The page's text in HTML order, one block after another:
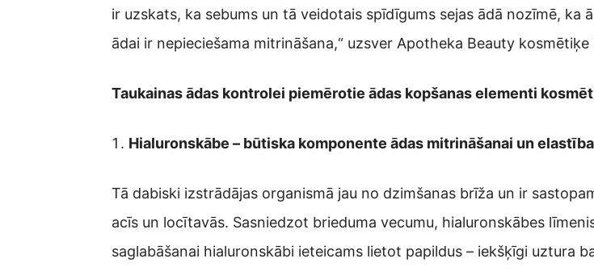
ir uzskats, ka sebums un tā veidotais spīdīgums sejas ādā nozīmē,
ādai ir nepieciešama mitrināšana,“ uzsver Apotheka Beauty
Taukainas ādas kontrolei piemērotie ādas kopšanas elementi
Hialuronskābe – būtiska komponente ādas mitrināšanai un
Tā dabiski izstrādājas organismā jau no dzimšanas brīža un ir
acīs un locītavās. Sasniedzot brieduma vecumu, hialuronskābes
saglabāšanai hialuronskābi ieteicams lietot papildus – iekšķīgi uztura